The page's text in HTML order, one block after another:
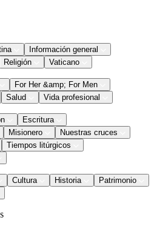
Información general
Religión Vaticano
For Her &amp; For Men
Salud Vida profesional
Escritura
Misionero
Nuestras cruces
Tiempos litúrgicos
Cultura Historia
Patrimonio